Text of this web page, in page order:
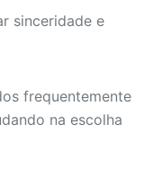
sinceridade e
frequentemente
na escolha